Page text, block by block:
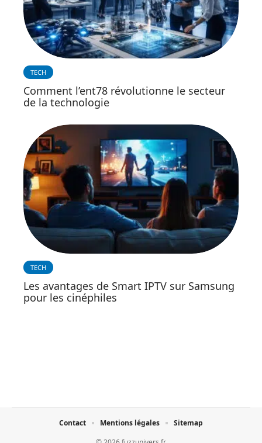
TECH
Comment l’ent78 révolutionne le secteur
de la technologie
TECH
Les avantages de Smart IPTV sur Samsung
pour les cinéphiles
Contact Mentions légales Sitemap